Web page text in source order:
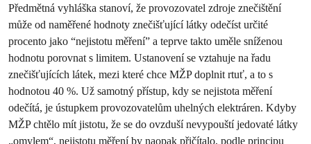
Předmětná vyhláška stanoví, že provozovatel zdroje znečištění
může od naměřené hodnoty znečišťující látky odečíst určité
procento jako “nejistotu měření” a teprve takto uměle sníženou
hodnotu porovnat s limitem. Ustanovení se vztahuje na řadu
znečišťujících látek, mezi které chce MŽP doplnit rtuť, a to s
hodnotou 40 %. Už samotný přístup, kdy se nejistota měření
odečítá, je ústupkem provozovatelům uhelných elektráren. Kdyby
MŽP chtělo mít jistotu, že se do ovzduší nevypouští jedovaté látky
„omylem“, nejistotu měření by naopak přičítalo, podle principu